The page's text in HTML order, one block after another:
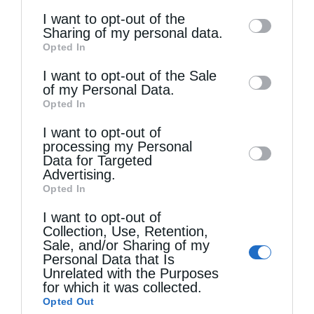
information by third parties on the IAB’s list
of downstream participants. This
information may also be disclosed by us to
third parties on theIAB’s List of
Downstream Participants
disclose it to other third parties.
I want to opt-out of the
Sharing of my personal data.
Opted In
I want to opt-out of the Sale
of my Personal Data.
Opted In
I want to opt-out of
processing my Personal
Data for Targeted
Advertising.
Opted In
I want to opt-out of
Collection, Use, Retention,
Sale, and/or Sharing of my
Personal Data that Is
Unrelated with the Purposes
for which it was collected.
Opted Out
Ο Μητροπολίτης Δημητριάδος αναφέρεται στην
Κυριακή του Τυφλού
christina 5 Ιουνίου 2021
Ο Μητροπολίτης Δημητριάδος κ. Ιγνάτιος,